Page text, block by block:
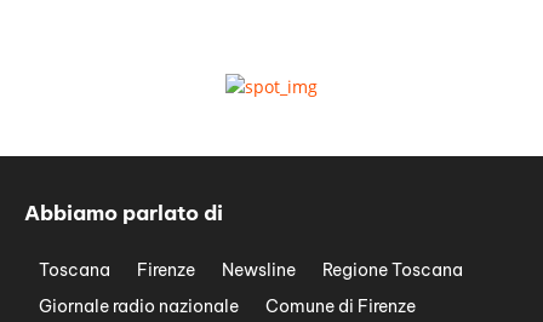
Abbiamo parlato di
Toscana Firenze Newsline
Regione Toscana
Giornale radio nazionale
Comune di Firenze